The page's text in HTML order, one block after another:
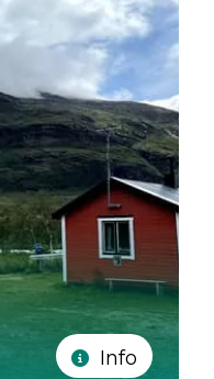
Info